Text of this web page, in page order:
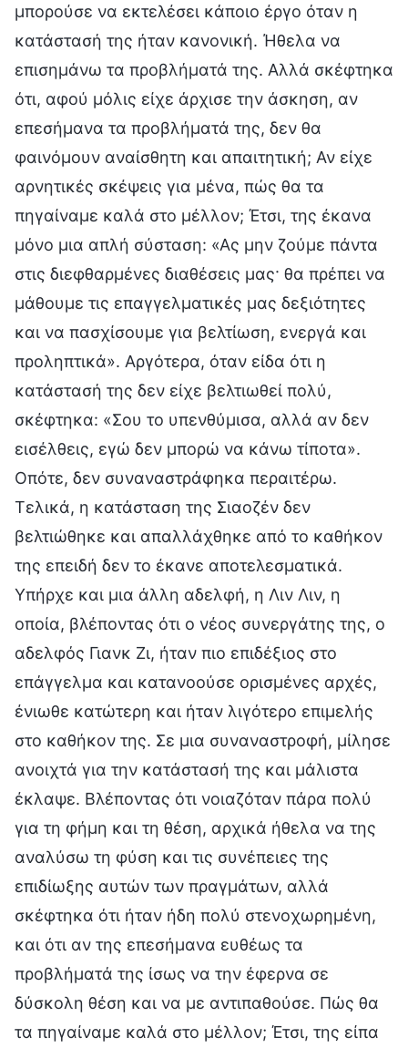
μπορούσε να εκτελέσει κάποιο έργο όταν η
κατάστασή της ήταν κανονική. Ήθελα να
επισημάνω τα προβλήματά της. Αλλά σκέφτηκα
ότι, αφού μόλις είχε άρχισε την άσκηση, αν
επεσήμανα τα προβλήματά της, δεν θα
φαινόμουν αναίσθητη και απαιτητική; Αν είχε
αρνητικές σκέψεις για μένα, πώς θα τα
πηγαίναμε καλά στο μέλλον; Έτσι, της έκανα
μόνο μια απλή σύσταση: «Ας μην ζούμε πάντα
στις διεφθαρμένες διαθέσεις μας· θα πρέπει να
μάθουμε τις επαγγελματικές μας δεξιότητες
και να πασχίσουμε για βελτίωση, ενεργά και
προληπτικά». Αργότερα, όταν είδα ότι η
κατάστασή της δεν είχε βελτιωθεί πολύ,
σκέφτηκα: «Σου το υπενθύμισα, αλλά αν δεν
εισέλθεις, εγώ δεν μπορώ να κάνω τίποτα».
Οπότε, δεν συναναστράφηκα περαιτέρω.
Τελικά, η κατάσταση της Σιαοζέν δεν
βελτιώθηκε και απαλλάχθηκε από το καθήκον
της επειδή δεν το έκανε αποτελεσματικά.
Υπήρχε και μια άλλη αδελφή, η Λιν Λιν, η
οποία, βλέποντας ότι ο νέος συνεργάτης της, ο
αδελφός Γιανκ Ζι, ήταν πιο επιδέξιος στο
επάγγελμα και κατανοούσε ορισμένες αρχές,
ένιωθε κατώτερη και ήταν λιγότερο επιμελής
στο καθήκον της. Σε μια συναναστροφή, μίλησε
ανοιχτά για την κατάστασή της και μάλιστα
έκλαψε. Βλέποντας ότι νοιαζόταν πάρα πολύ
για τη φήμη και τη θέση, αρχικά ήθελα να της
αναλύσω τη φύση και τις συνέπειες της
επιδίωξης αυτών των πραγμάτων, αλλά
σκέφτηκα ότι ήταν ήδη πολύ στενοχωρημένη,
και ότι αν της επεσήμανα ευθέως τα
προβλήματά της ίσως να την έφερνα σε
δύσκολη θέση και να με αντιπαθούσε. Πώς θα
τα πηγαίναμε καλά στο μέλλον; Έτσι, της είπα